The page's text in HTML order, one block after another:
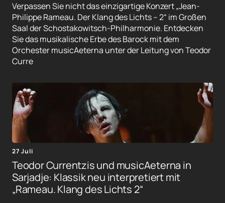
Verpassen Sie nicht das einzigartige Konzert „Jean-
Philippe Rameau. Der Klang des Lichts – 2“ im Großen
Saal der Schostakowitsch-Philharmonie. Entdecken
Sie das musikalische Erbe des Barock mit dem
Orchester musicAeterna unter der Leitung von Teodor
Curre
27 Juli
Teodor Currentzis und musicAeterna in
Sarjadje: Klassik neu interpretiert mit
„Rameau. Klang des Lichts 2“